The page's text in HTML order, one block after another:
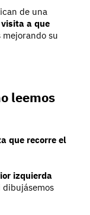
de una
a que
mejorando su
leemos
que recorre el
izquierda
dibujásemos